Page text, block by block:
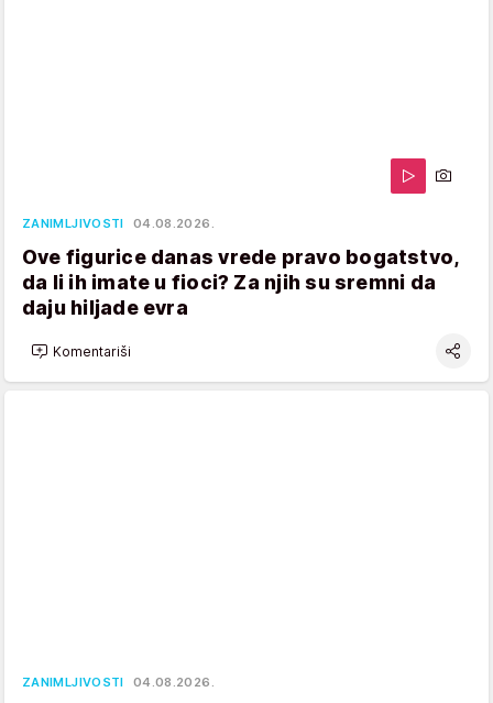
ZANIMLJIVOSTI 04.08.2026.
Ove figurice danas vrede pravo bogatstvo,
da li ih imate u fioci? Za njih su sremni da
daju hiljade evra
Komentariši
ZANIMLJIVOSTI 04.08.2026.